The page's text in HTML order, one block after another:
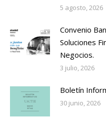
5 agosto, 2026
Convenio
Soluciones
Negocios.
3 julio, 2026
Boletín
30 junio, 2026